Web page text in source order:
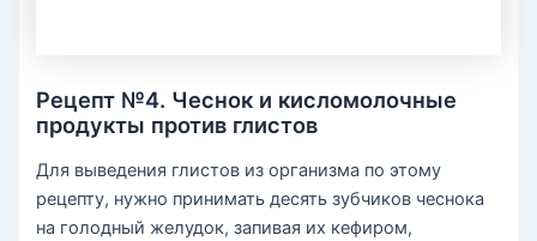
Рецепт №4. Чеснок и кисломолочные
продукты против глистов
Для выведения глистов из организма по этому
рецепту, нужно принимать десять зубчиков чеснока
на голодный желудок, запивая их кефиром,